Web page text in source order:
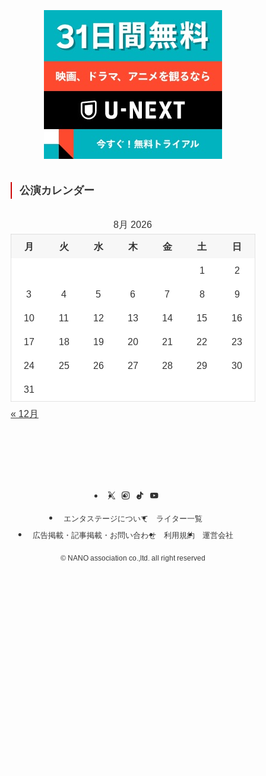
公演カレンダー
8月 2026
月 火 水 木 金 土 日
1 2
3 4 5 6 7 8 9
10 11 12 13 14 15 16
17 18 19 20 21 22 23
24 25 26 27 28 29 30
31
« 12月
エンタステージについて
ライター一覧
広告掲載・記事掲載・お問い合わせ
利用規約 運営会社
© NANO association co.,ltd. all right reserved